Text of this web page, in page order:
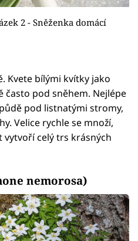
2 - Sněženka domácí
Kvete bílými kvítky jako
často pod sněhem. Nejlépe
pod listnatými stromy,
Velice rychle se množí,
vytvoří celý trs krásných
nemorosa)